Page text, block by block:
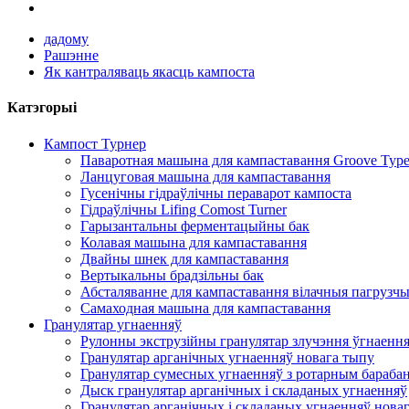
дадому
Рашэнне
Як кантраляваць якасць кампоста
Катэгорыі
Кампост Турнер
Паваротная машына для кампаставання Groove Type
Ланцуговая машына для кампаставання
Гусенічны гідраўлічны пераварот кампоста
Гідраўлічны Lifing Comost Turner
Гарызантальны ферментацыйны бак
Колавая машына для кампаставання
Двайны шнек для кампаставання
Вертыкальны брадзільны бак
Абсталяванне для кампаставання вілачныя
Самаходная машына для кампаставання
Гранулятар угнаенняў
Рулонны экструзійны гранулятар злучэння
Гранулятар арганічных угнаенняў новага тыпу
Гранулятар сумесных угнаенняў з ротарным
Дыск гранулятар арганічных і складаных угнаенняў